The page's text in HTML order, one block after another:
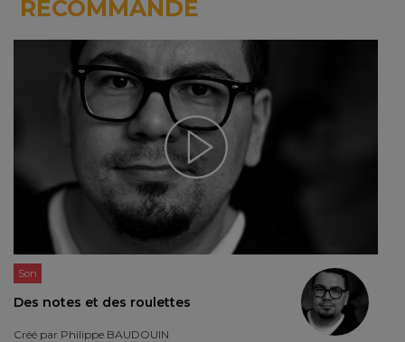
RECOMMANDE
Son
Des notes et des roulettes
Créé par Philippe BAUDOUIN